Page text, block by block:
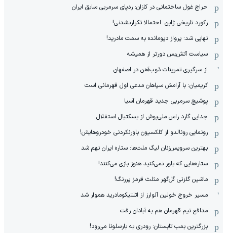
حراج غول ساختمانی در کازان: ردپای سرمربی سابق ایران
رکورد تاریخی ژاپن: احتمالا تکرارنشدنی!
نهایی شد: پرواز دیومانده به سمت مادرید!
سیاست آتش‌بس دورتر از همیشه
از سرگیری تمرینات ذوب‌آهن در اصفهان
کریمیان: با آرامش سپاهان مدعی اول قهرمانی است
پوشیچ سرمربی جدید قهرمان آسیا
جدایی گارد راس ملی‌پوش از بسکتبال استقلال
رونمایی رونالدو از کلکسیون باورنکردنی خودروهایش!
بهترین سرویس‌زنان لیگ ملت‌ها: ستاره ایران نهم شد
ستاره‌هایی که باور نمی‌کنید هنوز بازی می‌کنند!
ماشین گلزنی گل‌گهر مثلث قرمز پررنگ!
مسیر خروج خولین آلوارز از اتلتیکومادرید هموار شد
مدافع تیم قهرمان هم به آبادان رفت
بزرگترین بمب تابستان: رودری به بارسلونا می‌رود!